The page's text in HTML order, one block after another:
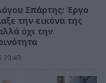
Σπάρτης: Έργο
την εικόνα της
όχι την
20:43